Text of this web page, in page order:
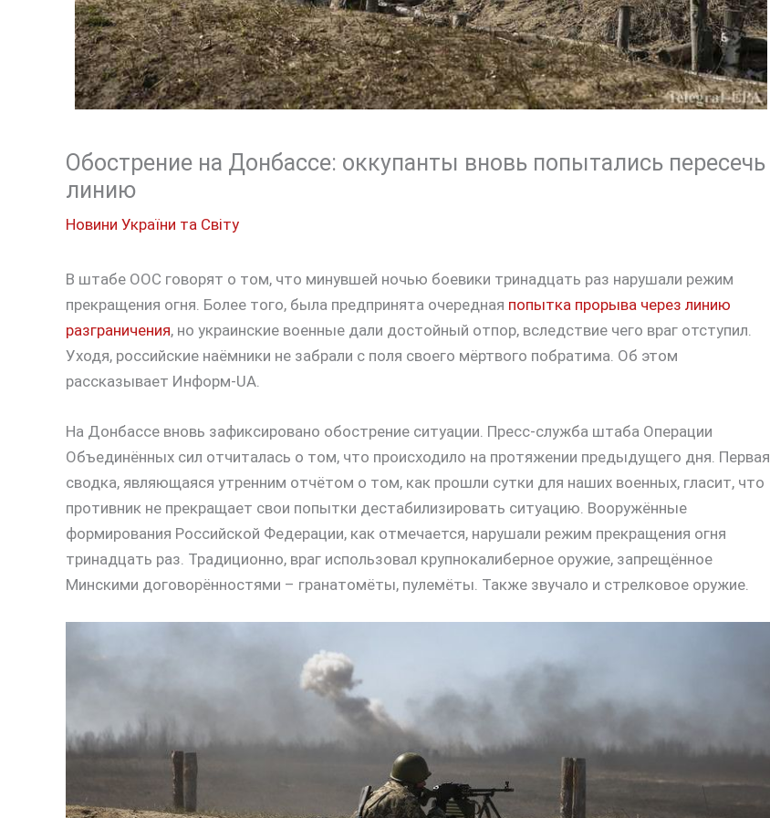
Обострение на Донбассе: оккупанты вновь попытались пересечь
линию
Новини України та Світу
В штабе ООС говорят о том, что минувшей ночью боевики тринадцать раз нарушали режим
прекращения огня. Более того, была предпринята очередная попытка прорыва через линию
разграничения, но украинские военные дали достойный отпор, вследствие чего враг отступил.
Уходя, российские наёмники не забрали с поля своего мёртвого побратима. Об этом
рассказывает Информ-UA.
На Донбассе вновь зафиксировано обострение ситуации. Пресс-служба штаба Операции
Объединённых сил отчиталась о том, что происходило на протяжении предыдущего дня. Первая
сводка, являющаяся утренним отчётом о том, как прошли сутки для наших военных, гласит, что
противник не прекращает свои попытки дестабилизировать ситуацию. Вооружённые
формирования Российской Федерации, как отмечается, нарушали режим прекращения огня
тринадцать раз. Традиционно, враг использовал крупнокалиберное оружие, запрещённое
Минскими договорённостями – гранатомёты, пулемёты. Также звучало и стрелковое оружие.